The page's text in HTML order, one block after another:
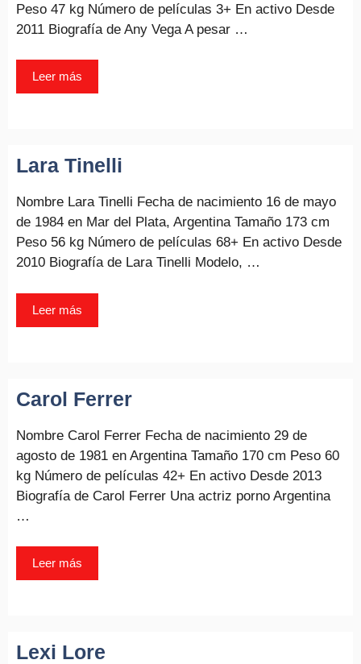
Peso 47 kg Número de películas 3+ En activo Desde
2011 Biografía de Any Vega A pesar …
Leer más
Lara Tinelli
Nombre Lara Tinelli Fecha de nacimiento 16 de mayo
de 1984 en Mar del Plata, Argentina Tamaño 173 cm
Peso 56 kg Número de películas 68+ En activo Desde
2010 Biografía de Lara Tinelli Modelo, …
Leer más
Carol Ferrer
Nombre Carol Ferrer Fecha de nacimiento 29 de
agosto de 1981 en Argentina Tamaño 170 cm Peso 60
kg Número de películas 42+ En activo Desde 2013
Biografía de Carol Ferrer Una actriz porno Argentina
…
Leer más
Lexi Lore